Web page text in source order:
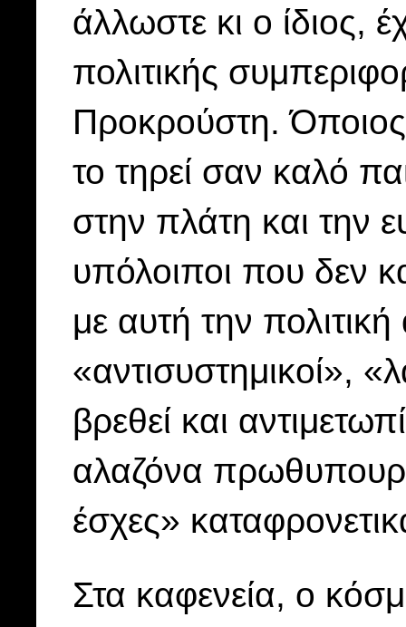
άλλωστε κι ο ίδιος,
πολιτικής
Προκρούστη. Όποιος
το τηρεί σαν καλό
στην πλάτη και την
υπόλοιποι που δεν
με αυτή την πολιτική
«αντισυστημικοί»,
βρεθεί και
αλαζόνα
έσχες»
Στα καφενεία, ο